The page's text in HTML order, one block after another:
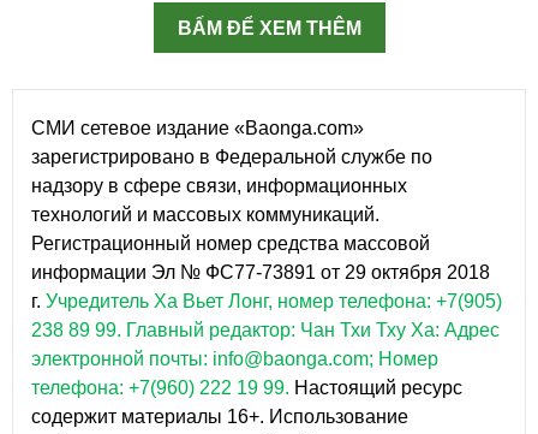
BẤM ĐỂ XEM THÊM
СМИ сетевое издание «Baonga.com»
зарегистрировано в Федеральной службе по
надзору в сфере связи, информационных
технологий и массовых коммуникаций.
Регистрационный номер средства массовой
информации Эл № ФС77-73891 от 29 октября 2018
г. Учредитель Ха Вьет Лонг, номер телефона: +7(905)
238 89 99. Главный редактор: Чан Тхи Тху Ха: Адрес
электронной почты: info@baonga.com; Номер
телефона: +7(960) 222 19 99. Настоящий ресурс
содержит материалы 16+. Использование